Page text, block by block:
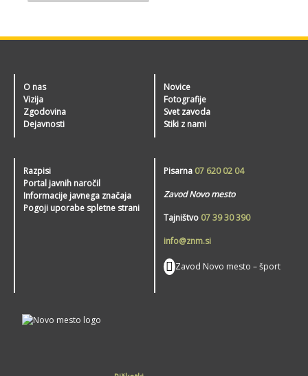
O nas
Vizija
Zgodovina
Dejavnosti
Novice
Fotografije
Svet zavoda
Stiki z nami
Razpisi
Portal javnih naročil
Informacije javnega značaja
Pogoji uporabe spletne strani
Pisarna 07 620 02 04
Zavod Novo mesto
Tajništvo 07 39 30 390
info@znm.si
Zavod Novo mesto – šport